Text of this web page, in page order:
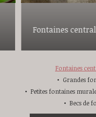
Fontaines
Fontaines
Grandes
Petites fontaines
Becs de